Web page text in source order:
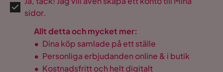
sidor.
Allt detta och mycket mer:
• Dina köp samlade på ett ställe
• Personliga erbjudanden online & i butik
• Kostnadsfritt och helt digitalt